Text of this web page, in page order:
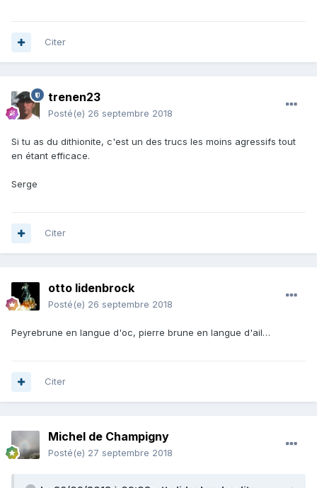
Citer
trenen23
Posté(e) 26 septembre 2018
Si tu as du dithionite, c'est un des trucs les moins agressifs tout
en étant efficace.
Serge
Citer
otto lidenbrock
Posté(e) 26 septembre 2018
Peyrebrune en langue d'oc, pierre brune en langue d'ail…
Citer
Michel de Champigny
Posté(e) 27 septembre 2018